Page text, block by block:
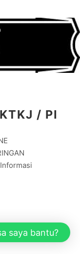
/ PI
saya bantu?